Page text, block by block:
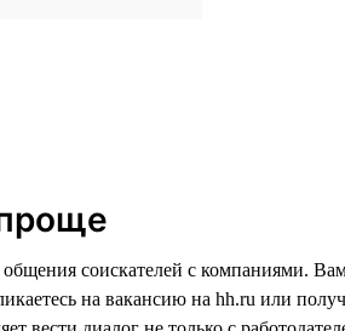
соискателей с компаниями.
на вакансию на hh.ru или